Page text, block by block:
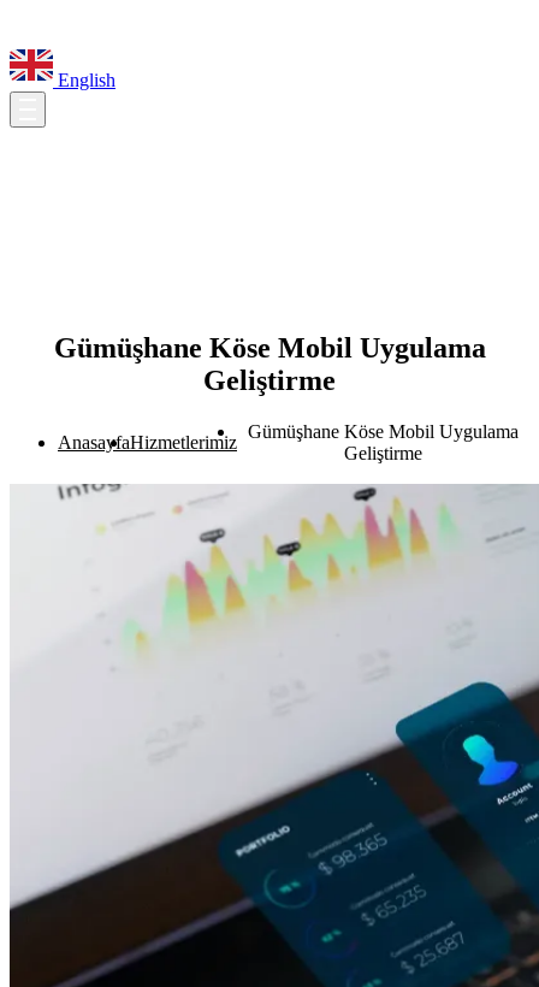
English
Gümüşhane Köse Mobil Uygulama
Geliştirme
AnasayfaHizmetlerimiz
Gümüşhane Köse Mobil Uygulama
Geliştirme